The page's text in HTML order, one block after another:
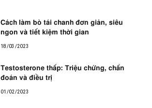
Cách làm bò tái chanh đơn giản, siêu
ngon và tiết kiệm thời gian
18/03/2023
Testosterone thấp: Triệu chứng, chẩn
đoán và điều trị
01/02/2023